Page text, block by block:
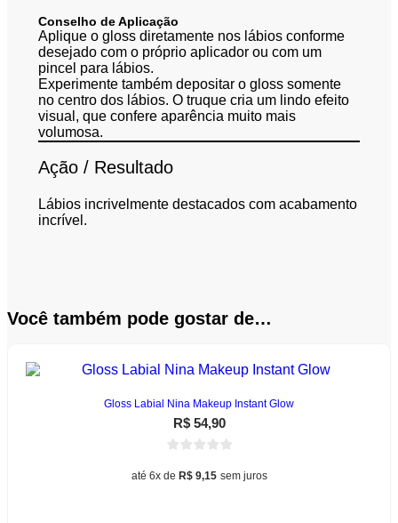
Conselho de Aplicação
Aplique o gloss diretamente nos lábios conforme
desejado com o próprio aplicador ou com um
pincel para lábios.
Experimente também depositar o gloss somente
no centro dos lábios. O truque cria um lindo efeito
visual, que confere aparência muito mais
volumosa.
Ação / Resultado
Lábios incrivelmente destacados com acabamento
incrível.
Você também pode gostar de…
Gloss Labial Nina Makeup Instant Glow
R$54,90
até 6x de R$9,15 sem juros